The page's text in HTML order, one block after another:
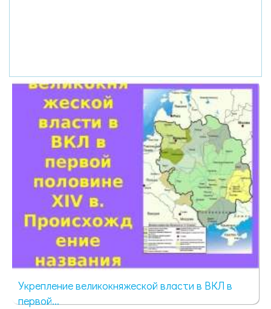
Укрепление великокняжеской власти в ВКЛ в
первой...